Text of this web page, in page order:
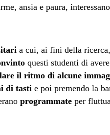
ansia e paura,
a cui, ai fini della
questi studenti di
il ritmo di alcune
di tasti e poi premendo la
programmate per